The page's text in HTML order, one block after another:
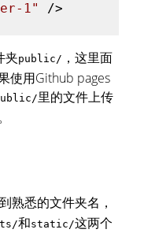
1" />
夹public/ ，这里面
使用Github pages
里的文件上传
熟悉的文件夹名，
和static/这两个